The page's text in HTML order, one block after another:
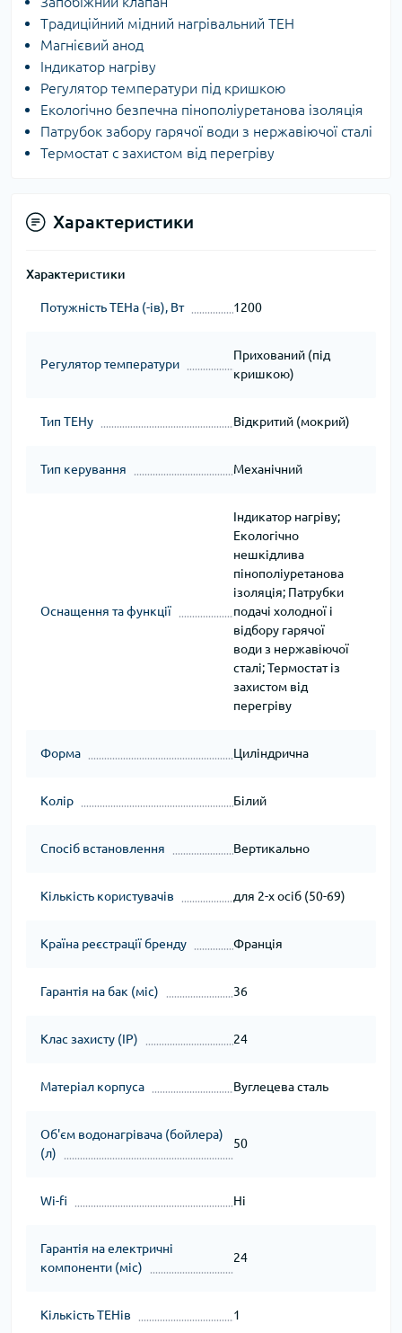
Традиційний мідний нагрівальний ТЕН
Магнієвий анод
Індикатор нагріву
Регулятор температури під кришкою
Екологічно безпечна пінополіуретанова ізоляція
Патрубок забору гарячої води з нержавіючої сталі
Термостат c захистом від перегріву
Характеристики
Характеристики
Потужність ТЕНа (-ів), Вт 1200
Регулятор температури
Прихований (під
кришкою)
Тип ТЕНу Відкритий (мокрий)
Тип керування Механічний
Оснащення та функції
Індикатор нагріву;
Екологічно
нешкідлива
пінополіуретанова
ізоляція; Патрубки
подачі холодної і
відбору гарячої
води з нержавіючої
сталі; Термостат із
захистом від
перегріву
Форма Циліндрична
Колір Білий
Спосіб встановлення Вертикально
Кількість користувачів для 2-х осіб (50-69)
Країна реєстрації бренду Франція
Гарантія на бак (міс) 36
Клас захисту (IP) 24
Матеріал корпуса Вуглецева сталь
Об'єм водонагрівача (бойлера)
(л)
50
Wi-fi Ні
Гарантія на електричні
компоненти (міс)
24
Кількість ТЕНів 1